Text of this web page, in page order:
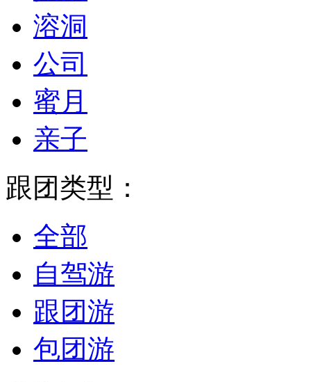
溶洞
公司
蜜月
亲子
跟团类型：
全部
自驾游
跟团游
包团游